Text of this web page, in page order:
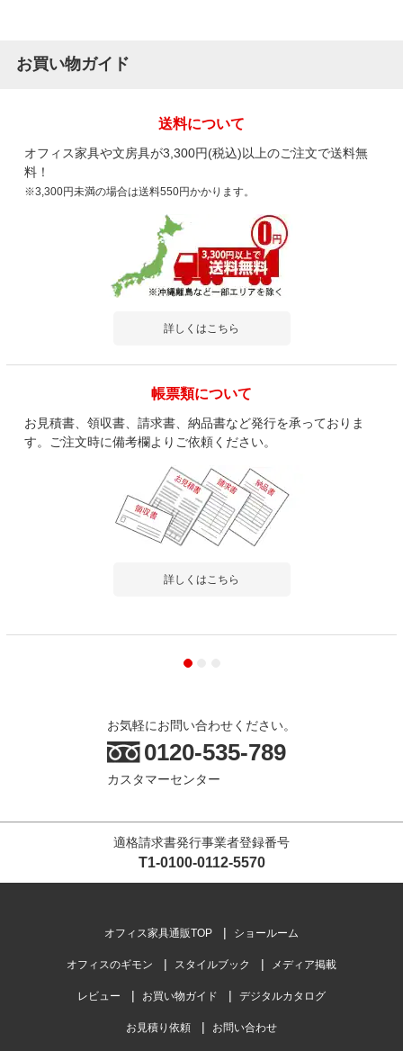
お買い物ガイド
送料について
オフィス家具や文房具が3,300円(税込)以上のご注文で送料無
料！
※3,300円未満の場合は送料550円かかります。
詳しくはこちら
帳票類について
お見積書、領収書、請求書、納品書など発行を承っておりま
す。ご注文時に備考欄よりご依頼ください。
詳しくはこちら
お気軽にお問い合わせください。
0120-535-789
カスタマーセンター
適格請求書発行事業者登録番号
T1-0100-0112-5570
オフィス家具通販TOP ショールーム
オフィスのギモン スタイルブック メディア掲載
レビュー お買い物ガイド デジタルカタログ
お見積り依頼 お問い合わせ